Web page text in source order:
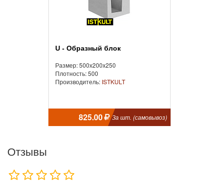
U - Образный блок
Размер: 500x200x250
Плотность: 500
Производитель: ISTKULT
825.00 За шт. (самовывоз)
Отзывы